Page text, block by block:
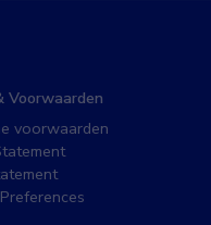
Voorwaarden
voorwaarden